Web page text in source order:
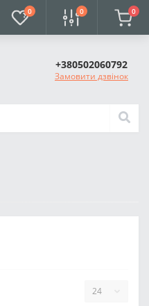
0 0 0
+380502060792
Замовити дзвінок